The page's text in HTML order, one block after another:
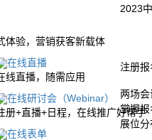
体验，营销获客新载体
在线直播
线直播，随需应用
在线研讨会（Webinar）
册+直播+日程，在线推广好帮手
在线表单
2023
注册
两场
掌握
展位